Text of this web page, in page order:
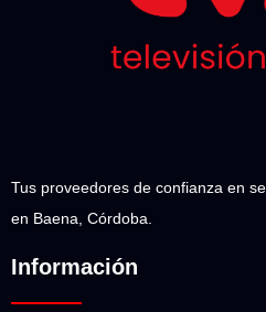
Tus proveedores de confianza en
en Baena, Córdoba.
Información